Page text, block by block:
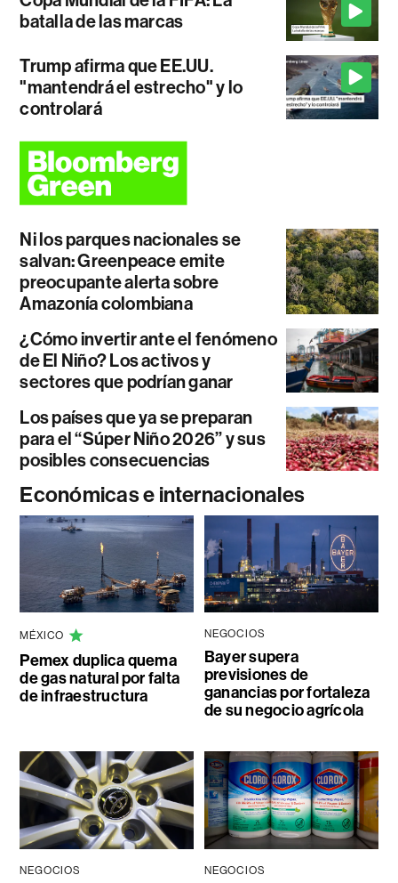
batalla de las marcas
Trump afirma que EE.UU.
"mantendrá el estrecho" y lo
controlará
Ni los parques nacionales se
salvan: Greenpeace emite
preocupante alerta sobre
Amazonía colombiana
¿Cómo invertir ante el fenómeno
de El Niño? Los activos y
sectores que podrían ganar
Los países que ya se preparan
para el “Súper Niño 2026” y sus
posibles consecuencias
Económicas e internacionales
MÉXICO
Pemex duplica quema
de gas natural por falta
de infraestructura
NEGOCIOS
Bayer supera
previsiones de
ganancias por fortaleza
de su negocio agrícola
NEGOCIOS NEGOCIOS